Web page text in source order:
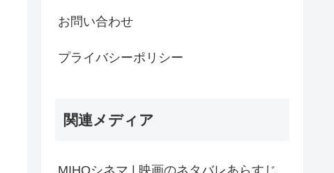
お問い合わせ
プライバシーポリシー
関連メディア
MIHOシネマ | 映画のネタバレあらすじ